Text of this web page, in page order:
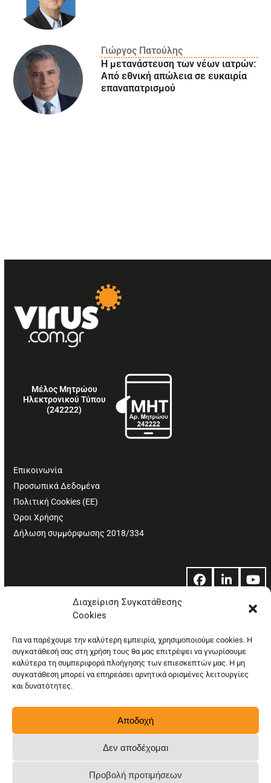
Διαχείριση Συγκατάθεσης
Cookies
Για να παρέχουμε την καλύτερη εμπειρία, χρησιμοποιούμε cookies. Η
συγκατάθεσή σας στη χρήση τους θα μας επιτρέψει να γνωρίσουμε
καλύτερα τη συμπεριφορά πλοήγησης των επιεσκεπτών μας. Η μη
συγκατάθεση μπορεί να επηρεάσει αρνητικά ορισμένες λειτουργίες
και δυνατότητες.
Αποδοχή
Δεν αποδέχομαι
Προβολή προτιμήσεων
Γιώργος Πατούλης
Η μετανάστευση των νέων ιατρών:
Aπό εθνική απώλεια σε ευκαιρία
επαναπατρισμού
Μέλος Μητρώου
Ηλεκτρονικού Τύπου
(242222)
Επικοινωνία
Προσωπικά Δεδομένα
Πολιτική Cookies (ΕΕ)
Όροι Χρήσης
Δήλωση συμμόρφωσης 2018/334
Facebook
LinkedIn
© Copyright: Ethos Media S.A.